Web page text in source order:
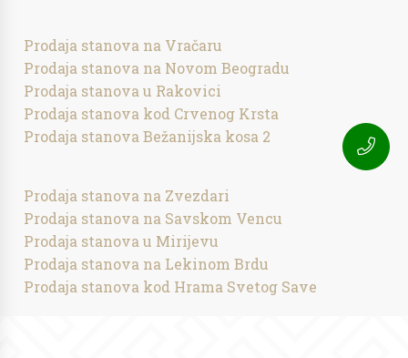
Prodaja stanova na Vračaru
Prodaja stanova na Novom Beogradu
Prodaja stanova u Rakovici
Prodaja stanova kod Crvenog Krsta
Prodaja stanova Bežanijska kosa 2
Prodaja stanova na Zvezdari
Prodaja stanova na Savskom Vencu
Prodaja stanova u Mirijevu
Prodaja stanova na Lekinom Brdu
Prodaja stanova kod Hrama Svetog Save